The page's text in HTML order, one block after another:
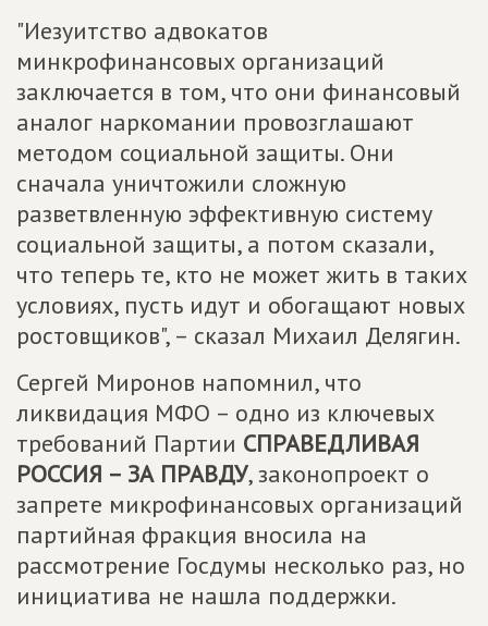
"Иезуитство адвокатов
минкрофинансовых организаций
заключается в том, что они финансовый
аналог наркомании провозглашают
методом социальной защиты. Они
сначала уничтожили сложную
разветвленную эффективную систему
социальной защиты, а потом сказали,
что теперь те, кто не может жить в таких
условиях, пусть идут и обогащают новых
ростовщиков", – сказал Михаил Делягин.
Сергей Миронов напомнил, что
ликвидация МФО – одно из ключевых
требований Партии СПРАВЕДЛИВАЯ
РОССИЯ – ЗА ПРАВДУ, законопроект о
запрете микрофинансовых организаций
партийная фракция вносила на
рассмотрение Госдумы несколько раз, но
инициатива не нашла поддержки.